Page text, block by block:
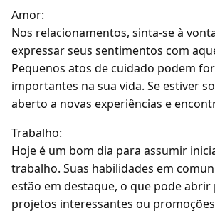
Amor:
Nos relacionamentos, sinta-se à
expressar seus sentimentos com
Pequenos atos de cuidado podem
importantes na sua vida. Se estiver
aberto a novas experiências e
Trabalho:
Hoje é um bom dia para assumir
trabalho. Suas habilidades em
estão em destaque, o que pode
projetos interessantes ou